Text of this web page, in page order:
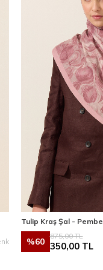
Tulip Kraş Şal - Pembe
%60
875,00TL
350,00TL